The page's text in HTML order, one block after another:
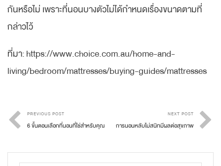
กันหรือไม่ เพราะที่นอนบางตัวไม่ได้กำหนดเรื่องขนาดตามที่
กล่าวไว้
ที่มา: https://www.choice.com.au/home-and-
living/bedroom/mattresses/buying-guides/mattresses
PREVIOUS POST
6 ขั้นตอนเลือกที่นอนที่ใช่สำหรับคุณ​
NEXT POST
การนอนหลับไม่สนิทมีผลต่อสุขภาพ​